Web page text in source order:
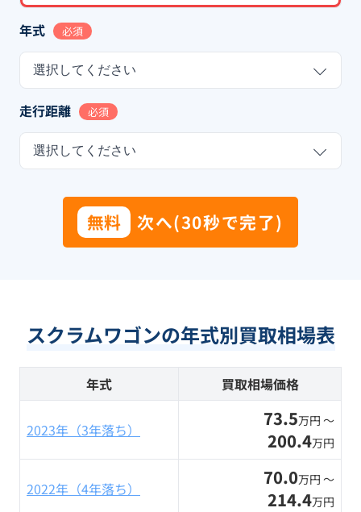
年式 必須
選択してください
走行距離 必須
選択してください
無料 次へ(30秒で完了)
スクラムワゴンの年式別買取相場表
年式 買取相場価格
2023年（3年落ち） 73.5万円 〜
200.4万円
2022年（4年落ち） 70.0万円 〜
214.4万円